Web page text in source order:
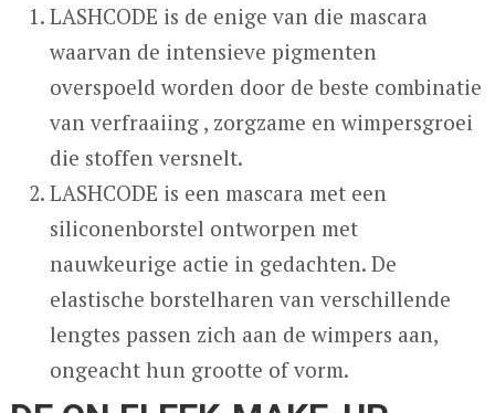
LASHCODE is de enige van die mascara
waarvan de intensieve pigmenten
overspoeld worden door de beste combinatie
van verfraaiing , zorgzame en wimpersgroei
die stoffen versnelt.
LASHCODE is een mascara met een
siliconenborstel ontworpen met
nauwkeurige actie in gedachten. De
elastische borstelharen van verschillende
lengtes passen zich aan de wimpers aan,
ongeacht hun grootte of vorm.